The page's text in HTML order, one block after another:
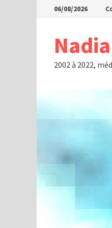
Passer06/08/2026
2002 à 2022,